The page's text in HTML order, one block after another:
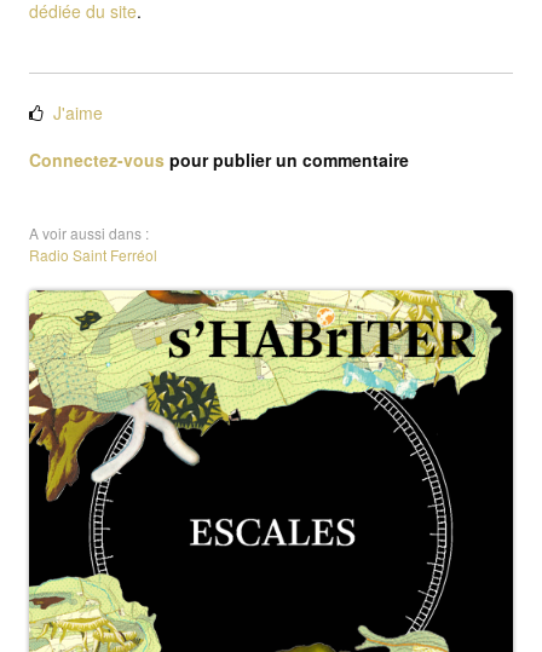
dédiée du site.
J'aime
Connectez-vous pour publier un commentaire
A voir aussi dans :
Radio Saint Ferréol